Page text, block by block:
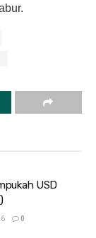
USD
0